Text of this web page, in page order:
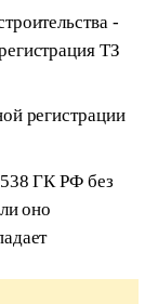
-
ТЗ
регистрации
ГК РФ без
оно